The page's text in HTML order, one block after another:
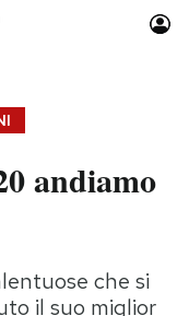
Idee
andiamo
che si
il suo miglior